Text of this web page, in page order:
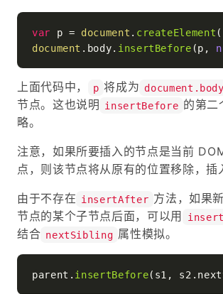
var p = document . createElement (
document . body. insertBefore (p,
上面代码中， p 将成为 document.body
节点。这也说明
insertBefore 的第二
略。
注意，如果所要插入的节点是当前
点，则该节点将从原有的位置移除，插
由于不存在 insertAfter 方法，如果
节点的某个子节点后面，可以用
结合 nextSibling 属性模拟。
parent. insertBefore(s1, s2.